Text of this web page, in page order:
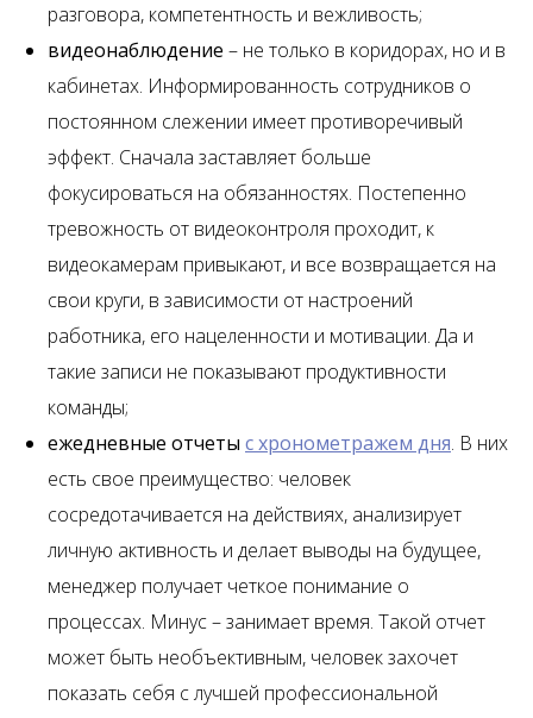
разговора, компетентность и вежливость;
видеонаблюдение – не только в коридорах, но и в
кабинетах. Информированность сотрудников о
постоянном слежении имеет противоречивый
эффект. Сначала заставляет больше
фокусироваться на обязанностях. Постепенно
тревожность от видеоконтроля проходит, к
видеокамерам привыкают, и все возвращается на
свои круги, в зависимости от настроений
работника, его нацеленности и мотивации. Да и
такие записи не показывают продуктивности
команды;
ежедневные отчеты с хронометражем дня. В них
есть свое преимущество: человек
сосредотачивается на действиях, анализирует
личную активность и делает выводы на будущее,
менеджер получает четкое понимание о
процессах. Минус – занимает время. Такой отчет
может быть необъективным, человек захочет
показать себя с лучшей профессиональной